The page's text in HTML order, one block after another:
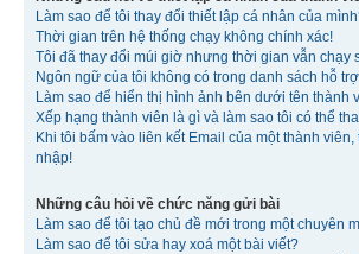
Làm sao để tôi thay đổi thiết lập cá nhân của
Thời gian trên hệ thống chạy không chính xác!
Tôi đã thay đổi múi giờ nhưng thời gian vẫn chạy
Ngôn ngữ của tôi không có trong danh sách hỗ
Làm sao để hiển thị hình ảnh bên dưới tên thành
Xếp hạng thành viên là gì và làm sao tôi có thể
Khi tôi bấm vào liên kết Email của một thành
nhập!
Những câu hỏi về chức năng gửi bài
Làm sao để tôi tạo chủ đề mới trong một chuyên
Làm sao để tôi sửa hay xoá một bài viết?